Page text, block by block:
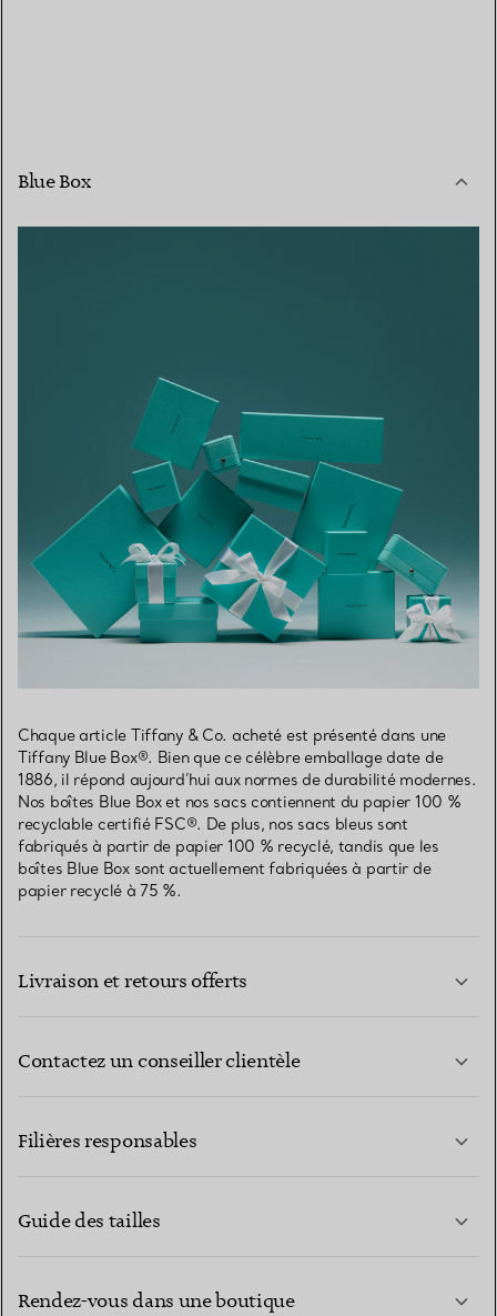
Blue Box
Chaque article Tiffany & Co. acheté est présenté dans une
Tiffany Blue Box®. Bien que ce célèbre emballage date de
1886, il répond aujourd’hui aux normes de durabilité modernes.
Nos boîtes Blue Box et nos sacs contiennent du papier 100 %
recyclable certifié FSC®. De plus, nos sacs bleus sont
fabriqués à partir de papier 100 % recyclé, tandis que les
boîtes Blue Box sont actuellement fabriquées à partir de
papier recyclé à 75 %.
Livraison et retours offerts
Contactez un conseiller clientèle
Filières responsables
Guide des tailles
Rendez-vous dans une boutique